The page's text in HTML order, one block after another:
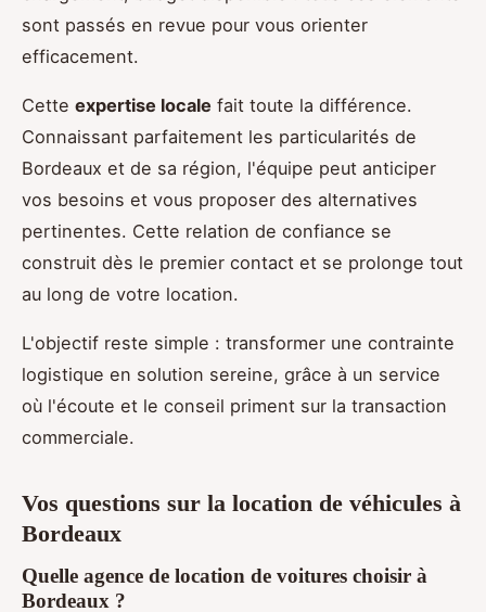
sont passés en revue pour vous orienter
efficacement.
Cette expertise locale fait toute la différence.
Connaissant parfaitement les particularités de
Bordeaux et de sa région, l'équipe peut anticiper
vos besoins et vous proposer des alternatives
pertinentes. Cette relation de confiance se
construit dès le premier contact et se prolonge tout
au long de votre location.
L'objectif reste simple : transformer une contrainte
logistique en solution sereine, grâce à un service
où l'écoute et le conseil priment sur la transaction
commerciale.
Vos questions sur la location de véhicules à
Bordeaux
Quelle agence de location de voitures choisir à
Bordeaux ?